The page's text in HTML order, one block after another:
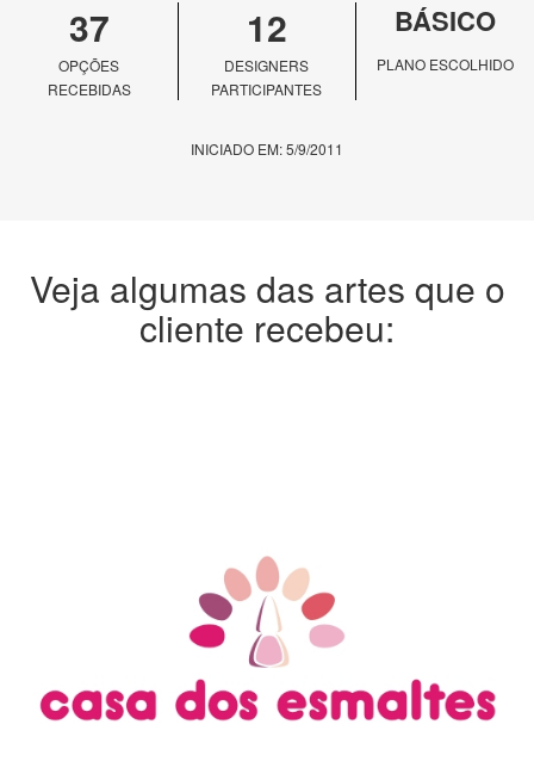
37
OPÇÕES
RECEBIDAS
12
DESIGNERS
PARTICIPANTES
BÁSICO
PLANO ESCOLHIDO
INICIADO EM: 5/9/2011
Veja algumas das artes que o
cliente recebeu: